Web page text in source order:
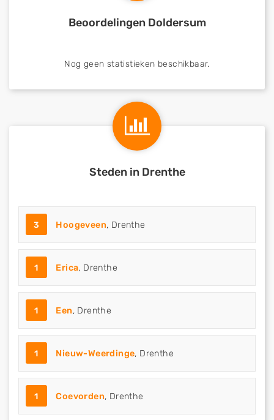
Beoordelingen Doldersum
Nog geen statistieken beschikbaar.
Steden in Drenthe
3 Hoogeveen, Drenthe
1 Erica, Drenthe
1 Een, Drenthe
1 Nieuw-Weerdinge, Drenthe
1 Coevorden, Drenthe